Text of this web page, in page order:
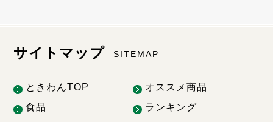
サイトマップ SITEMAP
ときわんTOP
食品
オススメ商品
ランキング